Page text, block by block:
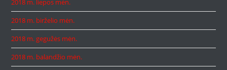
2018 m. liepos mėn.
2018 m. birželio mėn.
2018 m. gegužės mėn.
2018 m. balandžio mėn.